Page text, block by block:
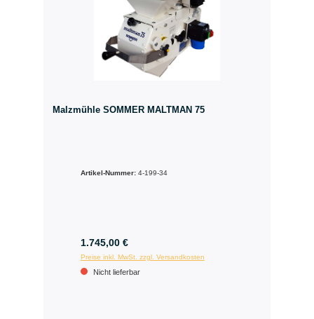
Malzmühle SOMMER MALTMAN 75
Artikel-Nummer: 4-199-34
1.745,00 €
Preise inkl. MwSt. zzgl. Versandkosten
Nicht lieferbar